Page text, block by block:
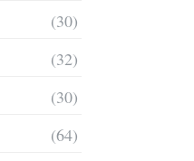
(30)
(32)
(30)
(64)